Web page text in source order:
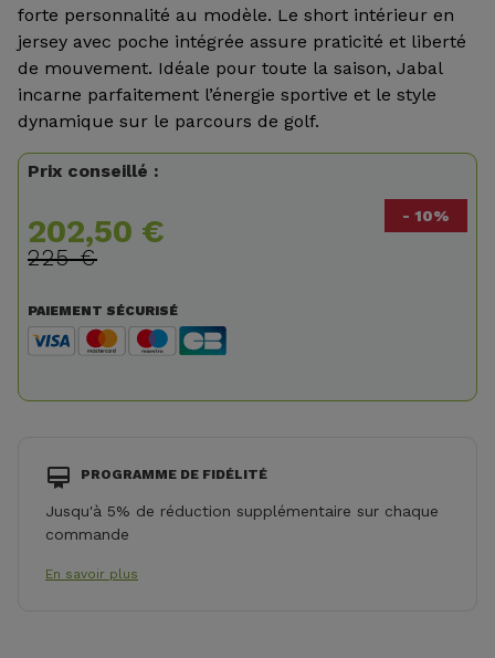
forte personnalité au modèle. Le short intérieur en
jersey avec poche intégrée assure praticité et liberté
de mouvement. Idéale pour toute la saison, Jabal
incarne parfaitement l’énergie sportive et le style
dynamique sur le parcours de golf.
Prix conseillé :
202,50 €
225 €
- 10%
PAIEMENT SÉCURISÉ
PROGRAMME DE FIDÉLITÉ
Jusqu'à 5% de réduction supplémentaire sur chaque
commande
En savoir plus